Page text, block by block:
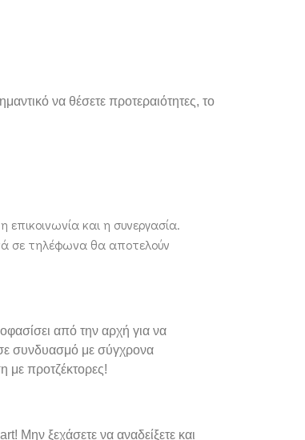
να θέσετε προτεραιότητες, το
επικοινωνία και η συνεργασία.
σε τηλέφωνα θα αποτελούν
από την αρχή για να
συνδυασμό με σύγχρονα
με προτζέκτορες!
Μην ξεχάσετε να αναδείξετε και